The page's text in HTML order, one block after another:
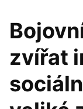
zvířat